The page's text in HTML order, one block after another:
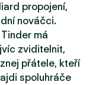
propojení,
nováčci.
má
zviditelnit,
přátele, kteří
spoluhráče